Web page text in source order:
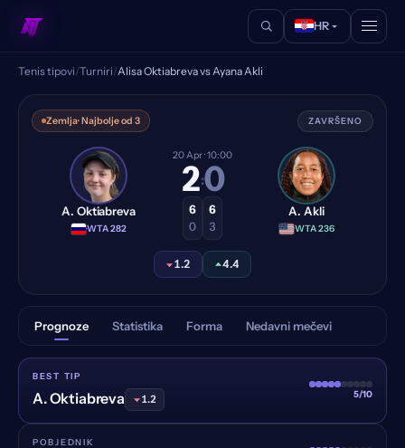
HR
Alisa Oktiabreva vs Ayana
Tenis tipovi/Turniri/Alisa Oktiabreva vs Ayana Akli
Zemlja· Najbolje od 3 ZAVRŠENO
A. Oktiabreva
·WTA 282
20 Apr· 10:00
2:0
6
0
6
3
A. Akli
·WTA 236
1.2 4.4
Prognoze Statistika Forma Nedavni mečevi
BEST TIP
A. Oktiabreva 1.2 5/10
POBJEDNIK